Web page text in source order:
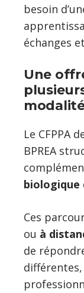
besoin
échanges
Une
Le CFPPA
BPREA
biologique
Ces
ou à
de
différentes,